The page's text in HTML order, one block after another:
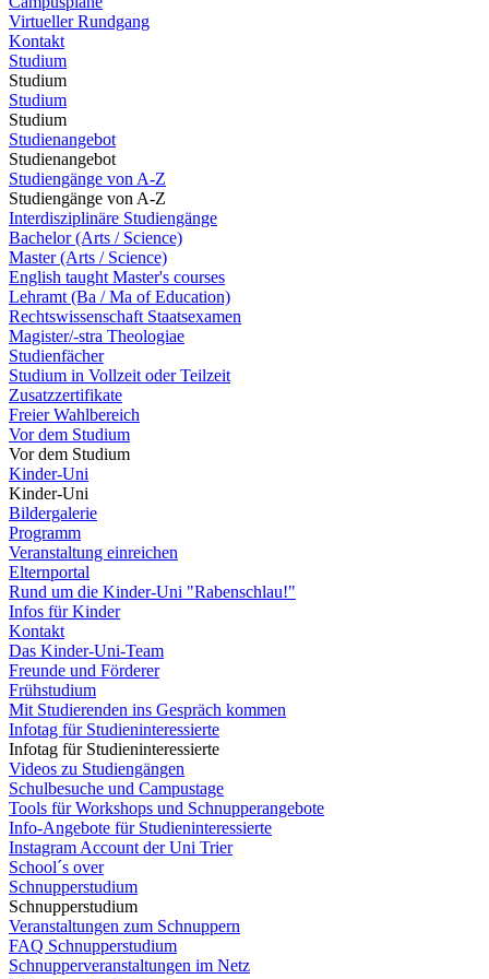
Virtueller Rundgang
Kontakt
Studium
Studium
Studium
Studium
Studienangebot
Studienangebot
Studiengänge von A-Z
Studiengänge von A-Z
Interdisziplinäre Studiengänge
Bachelor (Arts / Science)
Master (Arts / Science)
English taught Master's courses
Lehramt (Ba / Ma of Education)
Rechtswissenschaft Staatsexamen
Magister/-stra Theologiae
Studienfächer
Studium in Vollzeit oder Teilzeit
Zusatzzertifikate
Freier Wahlbereich
Vor dem Studium
Vor dem Studium
Kinder-Uni
Kinder-Uni
Bildergalerie
Programm
Veranstaltung einreichen
Elternportal
Rund um die Kinder-Uni "Rabenschlau!"
Infos für Kinder
Kontakt
Das Kinder-Uni-Team
Freunde und Förderer
Frühstudium
Mit Studierenden ins Gespräch kommen
Infotag für Studieninteressierte
Infotag für Studieninteressierte
Videos zu Studiengängen
Schulbesuche und Campustage
Tools für Workshops und Schnupperangebote
Info-Angebote für Studieninteressierte
Instagram Account der Uni Trier
School´s over
Schnupperstudium
Schnupperstudium
Veranstaltungen zum Schnuppern
FAQ Schnupperstudium
Schnupperveranstaltungen im Netz